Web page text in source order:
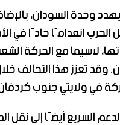
وحدة السودان،
انعدامًا حادًا في
لاسيما مع الحركة
وقد تعزز هذا التحالف
في ولايتي جنوب كردفان
السريع أيضًا إلى